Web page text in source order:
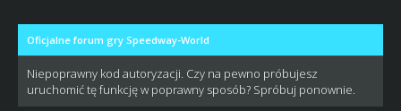
Oficjalne forum gry Speedway-World
Niepoprawny kod autoryzacji. Czy na pewno próbujesz
uruchomić tę funkcję w poprawny sposób? Spróbuj ponownie.